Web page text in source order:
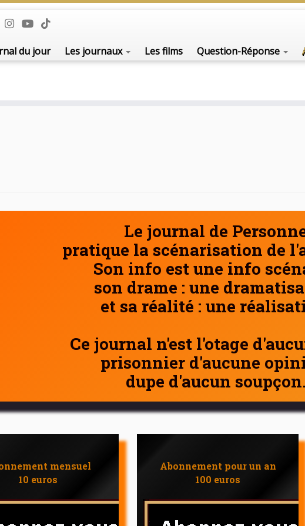
du jour Les journaux Les films Question-Réponse
Le journal de
pratique la scénarisation de
Son info est une info
son drame : une
et sa réalité : une
Ce journal n'est l'otage
prisonnier d'aucune
dupe d'aucun soupçon.
mensuel
10 euros
Abonnement pour un an
100 euros